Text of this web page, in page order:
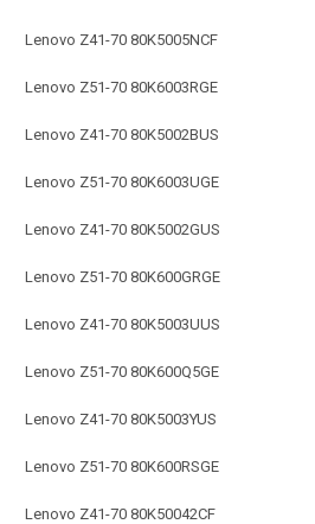
Lenovo Z41-70 80K5005NCF
Lenovo Z51-70 80K6003RGE
Lenovo Z41-70 80K5002BUS
Lenovo Z51-70 80K6003UGE
Lenovo Z41-70 80K5002GUS
Lenovo Z51-70 80K600GRGE
Lenovo Z41-70 80K5003UUS
Lenovo Z51-70 80K600Q5GE
Lenovo Z41-70 80K5003YUS
Lenovo Z51-70 80K600RSGE
Lenovo Z41-70 80K50042CF